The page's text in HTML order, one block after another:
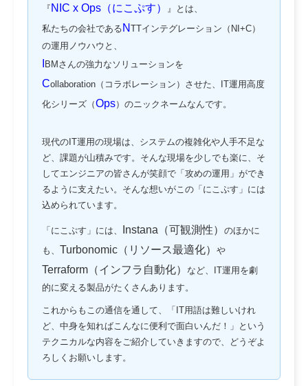
『NIC x Ops（にこぷす）
』とは、
私たちの会社であるNTTインテグレーション（NI+C）
の運用ノウハウと、
I BMさんの強力なソリューションを
Collaboration（コラボレーション）させた、IT運用高度
化シリーズ（Ops）のニックネームなんです。
現代のIT運用の現場は、システムの複雑化や人手不足な
ど、課題が山積みです。そんな現場を少しでも楽に、そ
してエンジニアの皆さんが笑顔で「攻めの運用」ができ
るように支えたい。そんな想いがこの「にこぷす」には
込められています。
「にこぷす」には、 Instana（可観測性） のほかに
も、 Turbonomic（リソース最適化） や
Terraform（インフラ自動化）
など、IT運用を劇
的に変える製品がたくさんあります。
これからもこの通信を通して、「IT用語は難しいけれ
ど、中身を知ればこんなに便利で面白いんだ！」という
テクニカルな内容をご紹介していきますので、どうぞよ
ろしくお願いします。